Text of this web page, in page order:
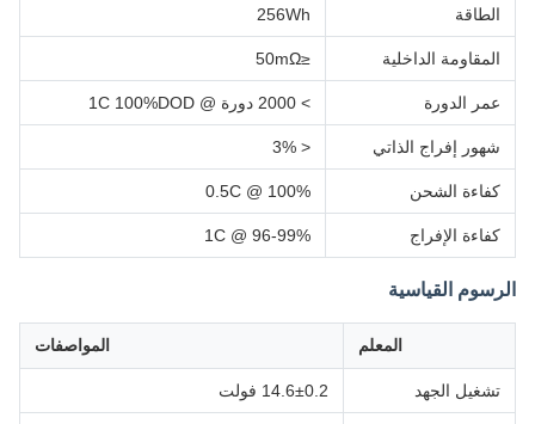
الطاقة 256Wh
المقاومة الداخلية ≤50mΩ
عمر الدورة > 2000 دورة @ 1C 100%DOD
شهور إفراج الذاتي < 3%
كفاءة الشحن 100% @ 0.5C
كفاءة الإفراج 96-99% @ 1C
الرسوم القياسية
المعلم المواصفات
تشغيل الجهد 14.6±0.2 فولت